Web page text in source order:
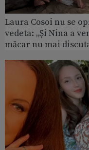
Laura Cosoi nu se
vedeta: „Și Nina a
măcar nu mai